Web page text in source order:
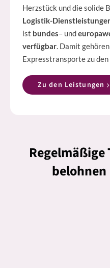
Herzstück und die solide
Logistik-
ist bundes– und
verfügbar. Damit
Expresstransporte zu
Zu den Leistungen
Regelmäßige